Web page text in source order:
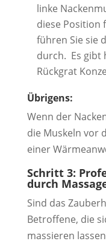
linke
diese Position
führen Sie sie
durch. Es gibt
Rückgrat
Übrigens:
Wenn der
die Muskeln vor
einer
Schritt 3:
durch
Sind das
Betroffene, die
massieren